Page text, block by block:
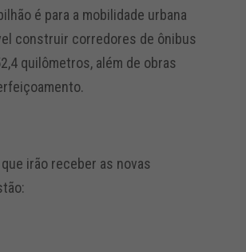
é para a mobilidade urbana
construir corredores de ônibus
quilômetros, além de obras
irão receber as novas